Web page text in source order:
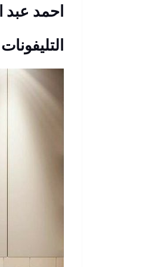
احمد عبد
التليفونات : 33368938 –